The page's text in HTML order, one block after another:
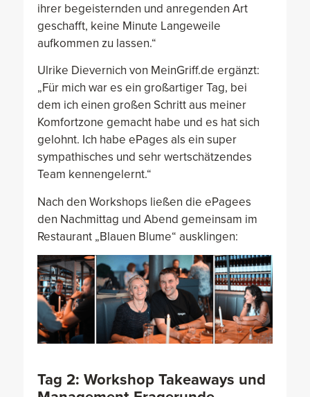
ihrer begeisternden und anregenden Art
geschafft, keine Minute Langeweile
aufkommen zu lassen.“
Ulrike Dievernich von MeinGriff.de ergänzt:
„Für mich war es ein großartiger Tag, bei
dem ich einen großen Schritt aus meiner
Komfortzone gemacht habe und es hat sich
gelohnt. Ich habe ePages als ein super
sympathisches und sehr wertschätzendes
Team kennengelernt.“
Nach den Workshops ließen die ePagees
den Nachmittag und Abend gemeinsam im
Restaurant „Blauen Blume“ ausklingen:
Tag 2: Workshop Takeaways und